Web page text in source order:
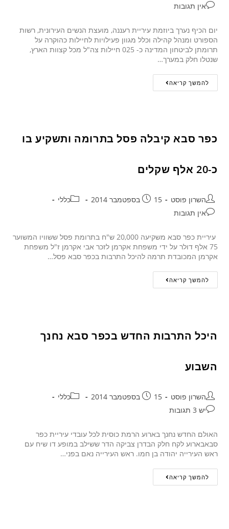
אין תגובות
יום הכיף נערך ביוזמת עיריית רעננה, מועצת הנשים העירונית, רשות
הספורט ומנהל קהילה וכלל מגוון פעילויות לחיילות כהוקרה על
תרומתן לביטחון המדינה כ- 025 חיילות צה"ל מכל קצוות הארץ,
שנטלו חלק במערך…
להמשך קריאה
כפר סבא קיבלה פסל בתרומה ותשקיע בו
כ-20 אלף שקלים
השרון פוסט 15 בספטמבר 2014
כללי
אין תגובות
עיריית כפר סבא משקיעה 20,000 ש"ח בתרומת פסל ששוויו המשוער
75 אלף דולר על ידי משפחת אקרמן לזכר אבי אקרמן ז"ל משפחת
אקרמן המכובדת תרמה להיכל התרבות בכפר סבא פסל…
להמשך קריאה
היכל התרבות החדש בכפר סבא נחנך
השבוע
השרון פוסט 15 בספטמבר 2014
כללי
יש 3 תגובות
האולם החדש נחנך בארוע הרמת כוסית לכל עובדי עיריית כפר
סבאבארוע לקח חלק הבדרן צביקה הדר ששילב במופע דו שיח עם
ראש העירייה יהודה בן חמו. ראש העירייה נאם בפני…
להמשך קריאה